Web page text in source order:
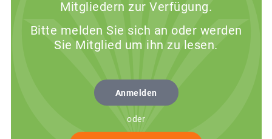
Mitgliedern zur Verfügung.
Bitte melden Sie sich an oder werden
Sie Mitglied um ihn zu lesen.
Anmelden
oder